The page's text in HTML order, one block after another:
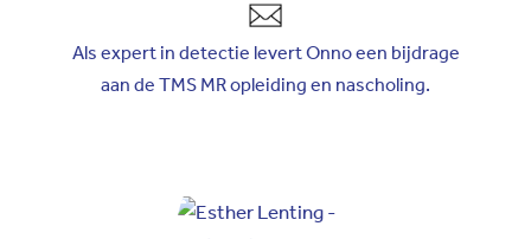
Als expert in detectie levert Onno een bijdrage
aan de TMS MR opleiding en nascholing.